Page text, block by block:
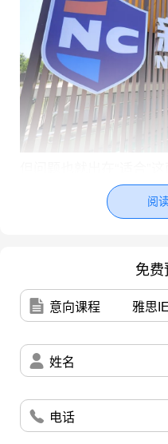
资源虽丰富，公立国际
女学校加起来近百所，
息差可想而知。能把这
数。也因此，择校服务
度。那么，2026年在北
度来仔细看看。
目前市场上的择校机构
请数据倒推高中规划，
招生的细微变化有时不
阅
免费
意向课程
姓名
电话